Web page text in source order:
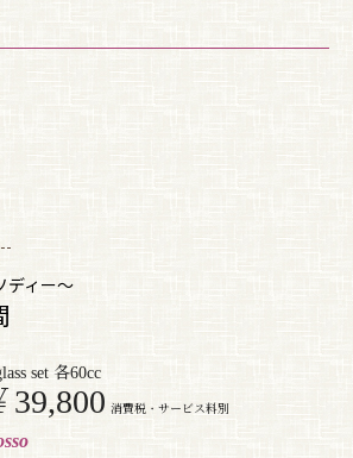
ディー〜
set 各60cc
39,800 消費税・サービス料別